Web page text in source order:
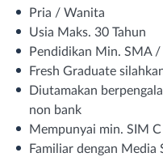
Pria / Wanita
Usia Maks. 30 Tahun
Pendidikan Min. SMA /
Fresh Graduate
Diutamakan
non bank
Mempunyai min. SIM C
Familiar dengan Media